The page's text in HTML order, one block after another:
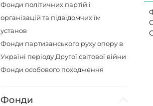
Фонди політичних партій і
організацій та підвідомчих їм
установ
Фонди партизанського руху опору в
Україні періоду Другої світової війни
Фонди особового походження
Фонди